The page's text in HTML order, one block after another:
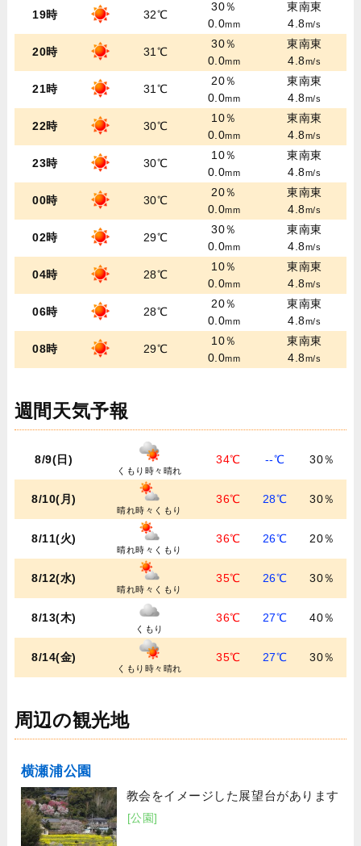
19時 32℃
30％
0.0mm
東南東
4.8m/s
20時 31℃
30％
0.0mm
東南東
4.8m/s
21時 31℃
20％
0.0mm
東南東
4.8m/s
22時 30℃
10％
0.0mm
東南東
4.8m/s
23時 30℃
10％
0.0mm
東南東
4.8m/s
00時 30℃
20％
0.0mm
東南東
4.8m/s
02時 29℃
30％
0.0mm
東南東
4.8m/s
04時 28℃
10％
0.0mm
東南東
4.8m/s
06時 28℃
20％
0.0mm
東南東
4.8m/s
08時 29℃
10％
0.0mm
東南東
4.8m/s
週間天気予報
8/9(日)
くもり時々晴れ
34℃ --℃ 30％
8/10(月)
晴れ時々くもり
36℃ 28℃ 30％
8/11(火)
晴れ時々くもり
36℃ 26℃ 20％
8/12(水)
晴れ時々くもり
35℃ 26℃ 30％
8/13(木)
くもり
36℃ 27℃ 40％
8/14(金)
くもり時々晴れ
35℃ 27℃ 30％
周辺の観光地
横瀬浦公園
教会をイメージした展望台があります
[公園]